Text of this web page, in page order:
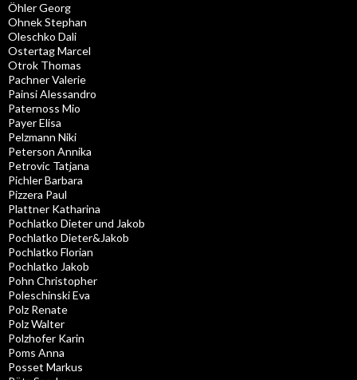
Öhler Georg
Ohnek Stephan
Oleschko Dali
Ostertag Marcel
Otrok Thomas
Pachner Valerie
Painsi Alessandro
Paternoss Mio
Payer Elisa
Pelzmann Niki
Peterson Annika
Petrovic Tatjana
Pichler Barbara
Pizzera Paul
Plattner Katharina
Pochlatko Dieter und Jakob
Pochlatko Dieter&Jakob
Pochlatko Florian
Pochlatko Jakob
Pohn Christopher
Poleschinski Eva
Polz Renate
Polz Walter
Polzhofer Karin
Poms Anna
Posset Markus